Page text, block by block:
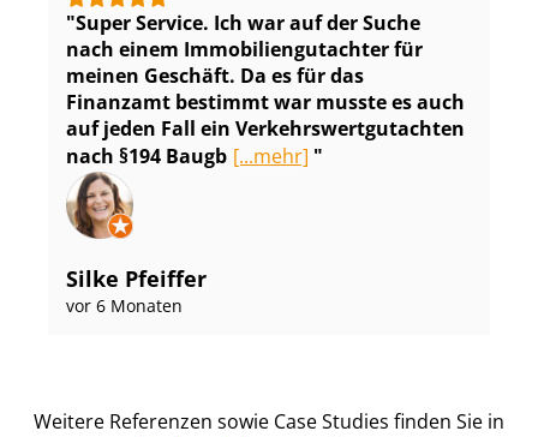
Super Service. Ich war auf der Suche
nach einem Im­mo­bi­li­en­gut­ach­ter für
meinen Geschäft. Da es für das
Finanzamt bestimmt war musste es auch
auf jeden Fall ein Ver­kehrs­wert­gut­ach­ten
nach §194 Baugb [...mehr]
Silke Pfeiffer
vor 6 Monaten
Weitere Referenzen sowie Case Studies finden Sie in